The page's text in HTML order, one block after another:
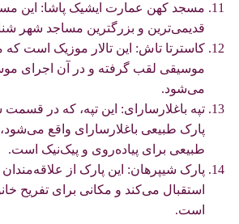
مسجد کهن عمارت ایشیک پاشا: این
قدیمی‌ترین و بزرگترین مساجد شهر
کاسترتا تاش: این تالار موزیک است
موسیقی لقب گرفته و در آن اجرای
می‌شود.
تپه باغلارسارای: این تپه، که در
پارک طبیعی باغلارسارای واقع
طبیعی برای پیاده‌روی و پیک‌نیک است.
پارک شیپرهان: این پارک از
استقبال می‌کند و مکانی برای تفریح
است.